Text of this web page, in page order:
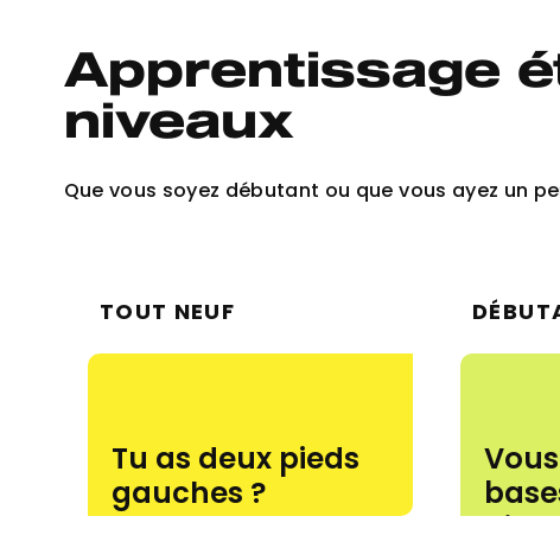
Apprentissage
niveaux
Que vous soyez débutant ou que vous ayez un
TOUT NEUF
Tu as deux pieds
gauches ?
Commencez par